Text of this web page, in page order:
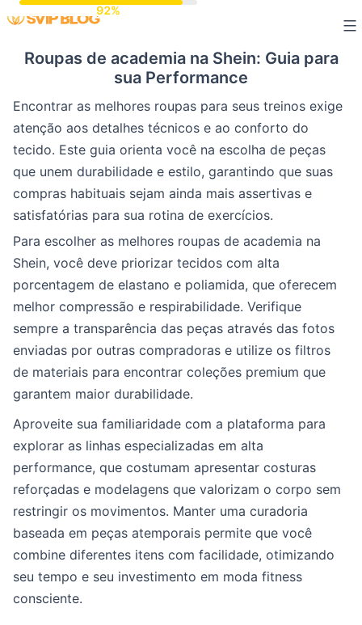
contentRoupas de academia na Shein: Guia para
sua Performance
Encontrar as melhores roupas para seus treinos exige
atenção aos detalhes técnicos e ao conforto do
tecido. Este guia orienta você na escolha de peças
que unem durabilidade e estilo, garantindo que suas
compras habituais sejam ainda mais assertivas e
satisfatórias para sua rotina de exercícios.
Para escolher as melhores roupas de academia na
Shein, você deve priorizar tecidos com alta
porcentagem de elastano e poliamida, que oferecem
melhor compressão e respirabilidade. Verifique
sempre a transparência das peças através das fotos
enviadas por outras compradoras e utilize os filtros
de materiais para encontrar coleções premium que
garantem maior durabilidade.
Aproveite sua familiaridade com a plataforma para
explorar as linhas especializadas em alta
performance, que costumam apresentar costuras
reforçadas e modelagens que valorizam o corpo sem
restringir os movimentos. Manter uma curadoria
baseada em peças atemporais permite que você
combine diferentes itens com facilidade, otimizando
seu tempo e seu investimento em moda fitness
consciente.